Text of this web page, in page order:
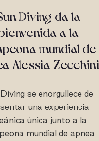
Diving da la
a la
mundial de
Alessia Zecchini
se enorgullece de
una experiencia
única junto a la
mundial de apnea